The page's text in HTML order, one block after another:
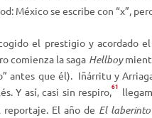
México se escribe con “x”,
el prestigio y acordado
comienza la saga Hellboy
antes que él). Iñárritu y
Y así, casi sin respiro,61
El año de El